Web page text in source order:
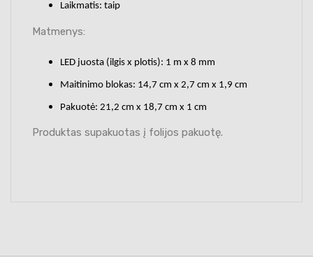
Laikmatis: taip
Matmenys:
LED juosta (ilgis x plotis): 1 m x 8 mm
Maitinimo blokas: 14,7 cm x 2,7 cm x 1,9 cm
Pakuotė: 21,2 cm x 18,7 cm x 1 cm
Produktas supakuotas į folijos pakuotę.